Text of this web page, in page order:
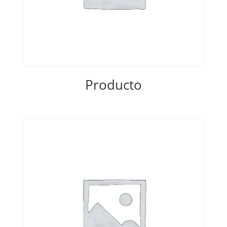
Producto